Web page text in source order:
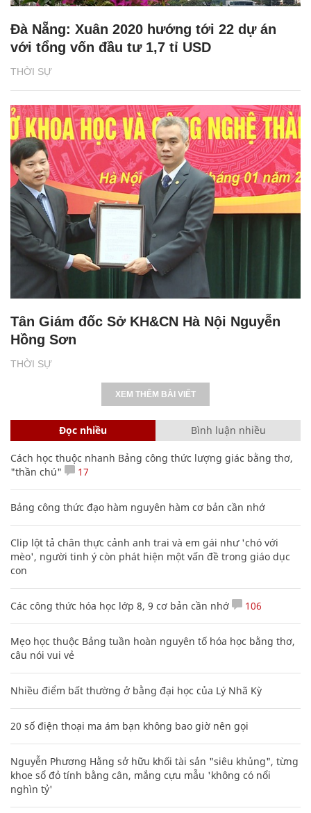
THỜI SỰ
Đà Nẵng: Xuân 2020 hướng tới 22 dự án
với tổng vốn đầu tư 1,7 tỉ USD
THỜI SỰ
Tân Giám đốc Sở KH&CN Hà Nội Nguyễn
Hồng Sơn
XEM THÊM BÀI VIẾT
Đọc nhiều Bình luận nhiều
Cách học thuộc nhanh Bảng công thức lượng giác bằng thơ,
"thần chú"
17
Bảng công thức đạo hàm nguyên hàm cơ bản cần nhớ
Clip lột tả chân thực cảnh anh trai và em gái như 'chó với
mèo', người tinh ý còn phát hiện một vấn đề trong giáo dục
con
Các công thức hóa học lớp 8, 9 cơ bản cần nhớ 106
Mẹo học thuộc Bảng tuần hoàn nguyên tố hóa học bằng thơ,
câu nói vui vẻ
Nhiều điểm bất thường ở bằng đại học của Lý Nhã Kỳ
20 số điện thoại ma ám bạn không bao giờ nên gọi
Nguyễn Phương Hằng sở hữu khối tài sản "siêu khủng", từng
khoe sổ đỏ tính bằng cân, mắng cựu mẫu 'không có nổi
nghìn tỷ'